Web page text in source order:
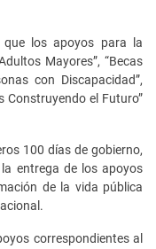
que los apoyos para la
Mayores”, “Becas
con Discapacidad”,
Construyendo el Futuro”
100 días de gobierno,
entrega de los apoyos
de la vida pública
correspondientes al